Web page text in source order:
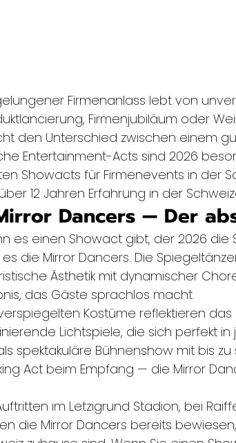
Firmenanlass lebt von
Firmenjubiläum oder
den Unterschied zwischen einem
Entertainment-Acts sind 2026
Showacts für Firmenevents in der
12 Jahren Erfahrung in der
Dancers — Der
es einen Showact gibt, der 2026 die
es die Mirror Dancers. Die
Ästhetik mit dynamischer
das Gäste sprachlos macht.
Kostüme reflektieren
Lichtspiele, die sich perfekt
spektakuläre Bühnenshow mit bis
Act beim Empfang — die Mirror
im Letzigrund Stadion, bei
die Mirror Dancers bereits